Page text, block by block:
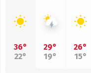
36°
22°
29°
19°
26°
15°